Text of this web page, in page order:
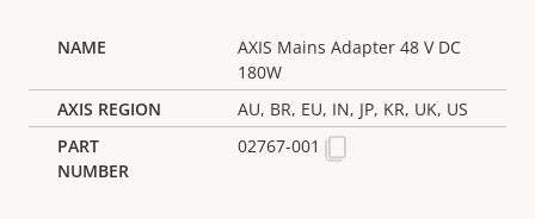
AXIS Mains Adapter 48 V DC
180W
AU, BR, EU, IN, JP, KR, UK, US
02767-001